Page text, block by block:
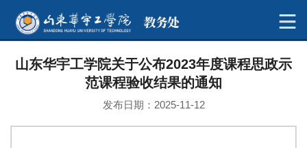
山东华宇工学院关于公布2023年度课程思政示
范课程验收结果的通知
发布日期：2025-11-12